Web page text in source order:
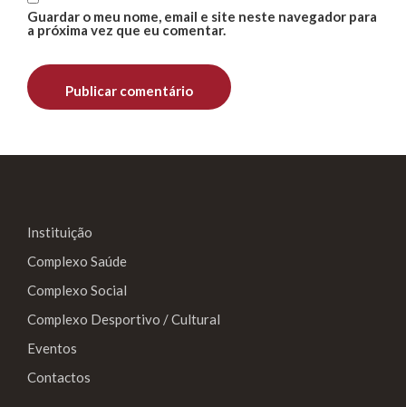
Guardar o meu nome, email e site neste navegador para
a próxima vez que eu comentar.
Instituição
Complexo Saúde
Complexo Social
Complexo Desportivo / Cultural
Eventos
Contactos